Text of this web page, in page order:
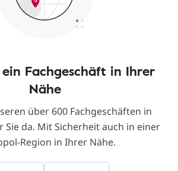
Fachgeschäft in Ihrer
Nähe
über 600 Fachgeschäften in
Sie da. Mit Sicherheit auch in einer
Region in Ihrer Nähe.